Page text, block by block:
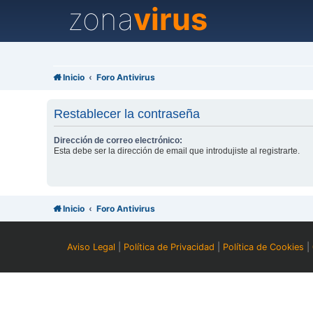
zonavirus
Inicio Foro Antivirus
Restablecer la contraseña
Dirección de correo electrónico:
Esta debe ser la dirección de email que introdujiste al registrarte.
Inicio Foro Antivirus
Aviso Legal Política de Privacidad Política de Cookies